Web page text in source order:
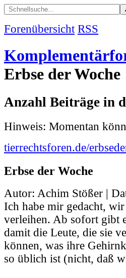
Forenübersicht RSS
Erbse der Woche
Anzahl Beiträge in
Hinweis: Momentan
tierrechtsforen.de/
Erbse der Woche
Autor: Achim Stößer |
Ich habe mir gedacht,
verleihen. Ab sofort gibt
damit die Leute, die sie
können, was ihre
so üblich ist (nicht, daß